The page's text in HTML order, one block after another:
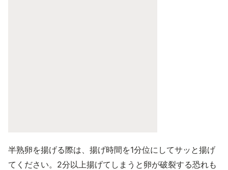
半熟卵を揚げる際は、揚げ時間を1分位にしてサッと揚げ
てください。2分以上揚げてしまうと卵が破裂する恐れも